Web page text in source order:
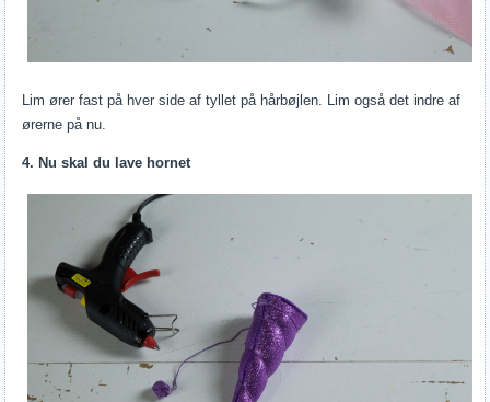
Lim ører fast på hver side af tyllet på hårbøjlen. Lim også det indre af
ørerne på nu.
4. Nu skal du lave hornet